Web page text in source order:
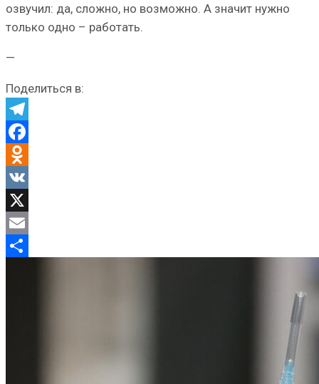
озвучил: да, сложно, но возможно. А значит нужно
только одно – работать.
—
Поделиться в:
Telegram
Facebook
Odnoklassniki
VK
X
Email